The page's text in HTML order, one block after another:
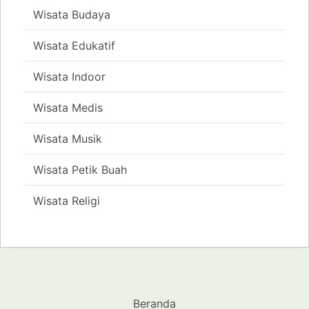
Wisata Budaya
Wisata Edukatif
Wisata Indoor
Wisata Medis
Wisata Musik
Wisata Petik Buah
Wisata Religi
Beranda